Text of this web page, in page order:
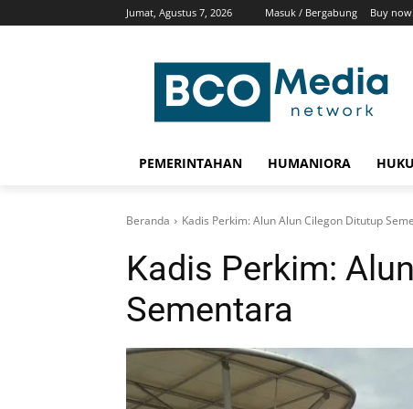
Jumat, Agustus 7, 2026 Masuk / Bergabung Buy now!
PEMERINTAHAN HUMANIORA
Beranda Kadis Perkim: Alun Alun Cilegon Ditutup
Kadis Perkim:
Sementara